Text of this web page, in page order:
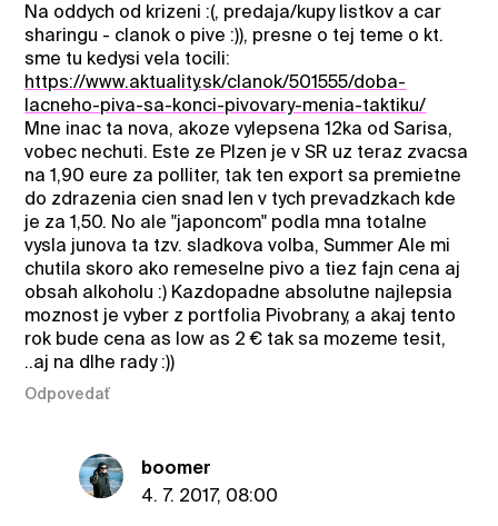
Na oddych od krizeni :(, predaja/kupy listkov a car
sharingu - clanok o pive :)), presne o tej teme o kt.
sme tu kedysi vela tocili:
https://www.aktuality.sk/clanok/501555/doba-
lacneho-piva-sa-konci-pivovary-menia-taktiku/
Mne inac ta nova, akoze vylepsena 12ka od Sarisa,
vobec nechuti. Este ze Plzen je v SR uz teraz zvacsa
na 1,90 eure za polliter, tak ten export sa premietne
do zdrazenia cien snad len v tych prevadzkach kde
je za 1,50. No ale "japoncom" podla mna totalne
vysla junova ta tzv. sladkova volba, Summer Ale mi
chutila skoro ako remeselne pivo a tiez fajn cena aj
obsah alkoholu :) Kazdopadne absolutne najlepsia
moznost je vyber z portfolia Pivobrany, a akaj tento
rok bude cena as low as 2 € tak sa mozeme tesit,
..aj na dlhe rady :))
Odpovedať
boomer
4. 7. 2017, 08:00